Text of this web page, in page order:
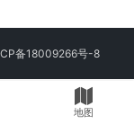
备18009266号-8
地图